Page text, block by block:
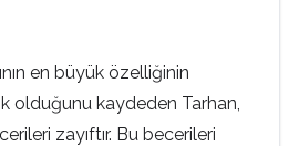
en büyük özelliğinin
olduğunu kaydeden Tarhan,
zayıftır. Bu becerileri